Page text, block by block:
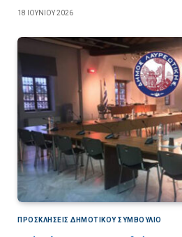
18 ΙΟΥΝΊΟΥ 2026
ΠΡΟΣΚΛΉΣΕΙΣ ΔΗΜΟΤΙΚΟΎ ΣΥΜΒΟΎΛΙΟ